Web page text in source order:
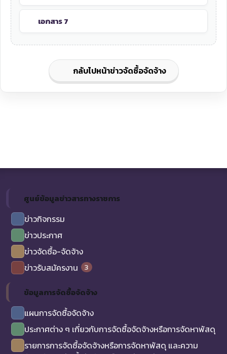
เอกสาร 7
กลับไปหน้าข่าวจัดซื้อจัดจ้าง
ศูนย์ข้อมูลข่าวสารทางราชการ
ข่าวกิจกรรม
ข่าวประกาศ
ข่าวจัดซื้อ-จัดจ้าง
ข่าวรับสมัครงาน
3
ข้อมูลการจัดซื้อจัดจ้าง
แผนการจัดซื้อจัดจ้าง
ประกาศต่าง ๆ เกี่ยวกับการจัดซื้อจัดจ้างหรือการจัดหาพัสดุ
รายการการจัดซื้อจัดจ้างหรือการจัดหาพัสดุ และความ